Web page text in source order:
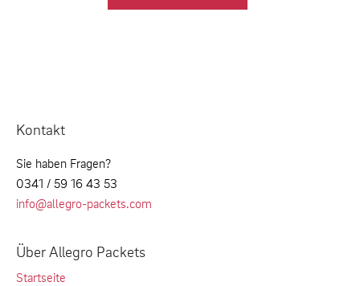
Kontakt
Sie haben Fragen?
0341 / 59 16 43 53
info@allegro-packets.com
Über Allegro Packets
Startseite